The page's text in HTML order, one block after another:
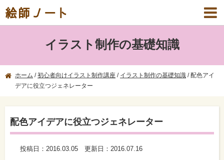
絵師ノート
イラスト制作の基礎知識
ホーム /初心者向けイラスト制作講座 / イラスト制作の基礎知識 /配色アイ
デアに役立つジェネレーター
配色アイデアに役立つジェネレーター
投稿日： 2016.03.05 更新日： 2016.07.16